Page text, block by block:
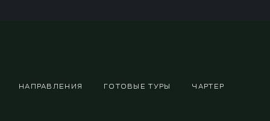
НАПРАВЛЕНИЯ ГОТОВЫЕ ТУРЫ ЧАРТЕР